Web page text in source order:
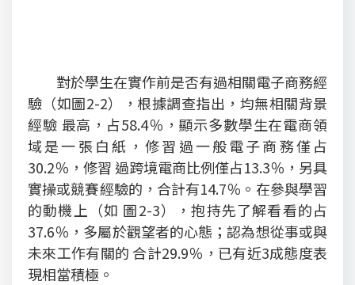
對於學生在實作前是否有過相關電子商務經
驗（如圖2-2），根據調查指出，均無相關背景
經驗 最高，占58.4％，顯示多數學生在電商領
域是一張白紙，修習過一般電子商務僅占
30.2％，修習 過跨境電商比例僅占13.3％，另具
實操或競賽經驗的，合計有14.7％。在參與學習
的動機上（如 圖2-3），抱持先了解看看的占
37.6％，多屬於觀望者的心態；認為想從事或與
未來工作有關的 合計29.9％，已有近3成態度表
現相當積極。